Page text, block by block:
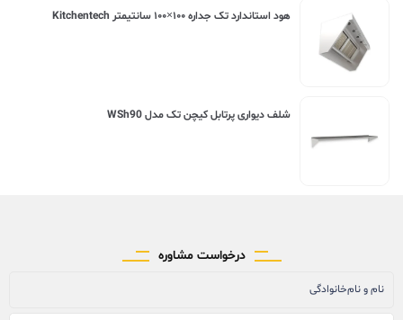
هود استاندارد تک جداره ۱۰۰×۱۰۰ سانتیمتر Kitchentech
شلف دیواری پرتابل کیچن تک مدل WSh90
درخواست مشاوره
نام و نام‌خانوادگی